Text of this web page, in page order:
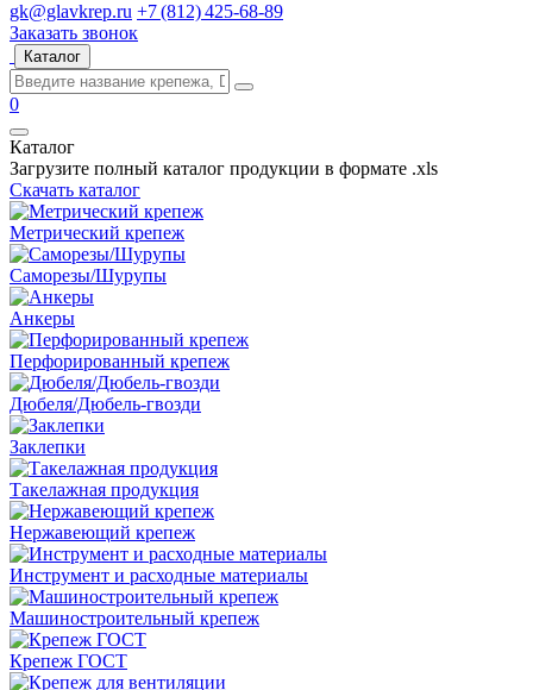
gk@glavkrep.ru +7 (812) 425-68-89
Заказать звонок
Каталог
0
Каталог
Загрузите полный каталог продукции в формате .xls
Скачать каталог
Метрический крепеж
Саморезы/Шурупы
Анкеры
Перфорированный крепеж
Дюбеля/Дюбель-гвозди
Заклепки
Такелажная продукция
Нержавеющий крепеж
Инструмент и расходные материалы
Машиностроительный крепеж
Крепеж ГОСТ